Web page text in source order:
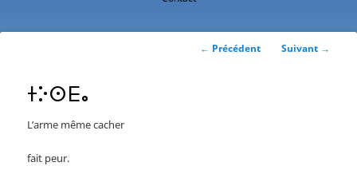
Navigation
← Précédent Suivant →
ⵜⴾⵙⴹⴰ
L’arme même cacher
fait peur.